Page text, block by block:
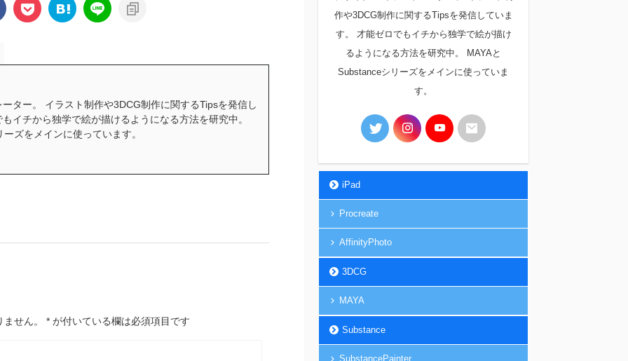
ター。 イラスト制作や3DCG制作に関するTipsを発信し
イチから独学で絵が描けるようになる方法を研究中。
ズをメインに使っています。
せん。 * が付いている欄は必須項目です
作や3DCG制作に関するTipsを発信していま
す。 才能ゼロでもイチから独学で絵が描け
るようになる方法を研究中。 MAYAと
Substanceシリーズをメインに使っていま
す。
iPad
Procreate
AffinityPhoto
3DCG
MAYA
Substance
SubstancePainter